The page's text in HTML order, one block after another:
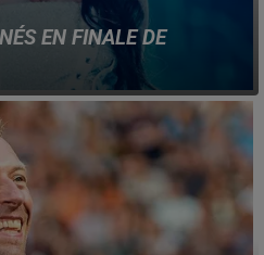
EN FINALE DE
cette semaine, pour
le grand spectacle